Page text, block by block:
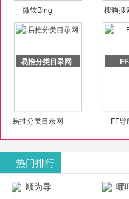
微软Bing 搜狗搜
易推分类目录网
易推分类目录网 FF导
热门排行
顺为导
哪